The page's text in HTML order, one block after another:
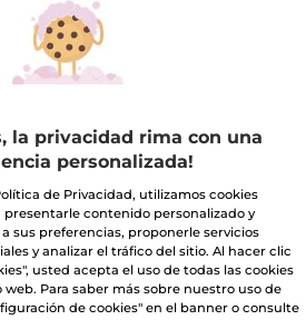
IR A LA TIENDA
981355202
10:00 - 14:00
16:30 - 20:30
la privacidad rima con una
personalizada!
de Privacidad, utilizamos cookies
presentarle contenido personalizado y
sus preferencias, proponerle servicios
y analizar el tráfico del sitio. Al hacer clic
usted acepta el uso de todas las cookies
Para saber más sobre nuestro uso de
de cookies" en el banner o consulte